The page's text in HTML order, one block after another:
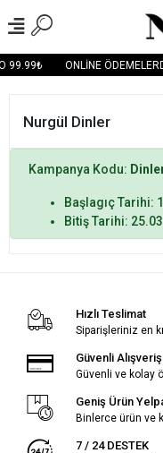
99.99₺ ONLİNE
Nurgül Dinler
Kampanya Kodu:
Başlagıç Tarihi:
Bitiş Tarihi:
Hızlı Teslimat
Siparişleriniz en
Güvenli Alışveriş
Güvenli ve kolay
Geniş Ürün
Binlerce ürün ve
7 / 24 DESTEK